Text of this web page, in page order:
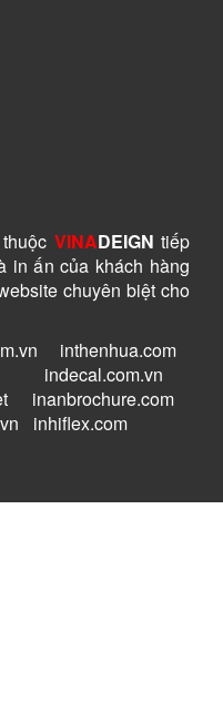
VINADEIGN tiếp
in ấn của khách hàng
chuyên biệt cho
inthenhua.com-
indecal.com.vn
- inanbrochure.com
inhiflex.com